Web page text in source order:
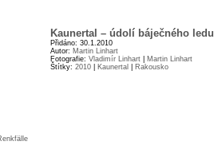
Kaunertal – údolí báječného ledu
Přidáno: 30.1.2010
Autor: Martin Linhart
Fotografie: Vladimír Linhart
Martin Linhart
Štítky: 2010 Kaunertal Rakousko